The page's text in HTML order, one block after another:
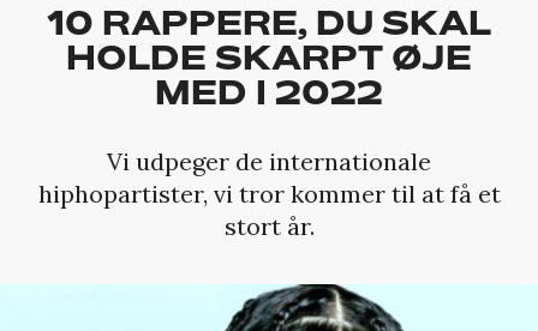
10 RAPPERE, DU SKAL
HOLDE SKARPT ØJE
MED I 2022
Vi udpeger de internationale
hiphopartister, vi tror kommer til at få et
stort år.